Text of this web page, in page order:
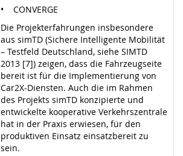
• CONVERGE
Die Projekterfahrungen insbesondere
aus simTD (Sichere Intelligente Mobilität
– Testfeld Deutschland, siehe SIMTD
2013 [7]) zeigen, dass die Fahrzeugseite
bereit ist für die Implementierung von
Car2X-Diensten. Auch die im Rahmen
des Projekts simTD konzipierte und
entwickelte kooperative Verkehrszentrale
hat in der Praxis erwiesen, für den
produktiven Einsatz einsatzbereit zu
sein.